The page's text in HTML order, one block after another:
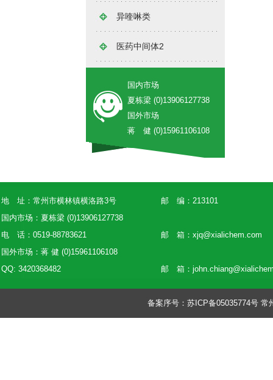
异喹啉类
医药中间体2
国内市场
夏栋梁 (0)13906127738
国外市场
蒋 健 (0)15961106108
地 址：常州市横林镇横洛路3号
邮 编：213101
国内市场：夏栋梁 (0)13906127738
电 话：0519-88783621
邮 箱： xjq@xialichem.com
国外市场：蒋 健 (0)15961106108
QQ: 3420368482
邮 箱：
备案序号： 苏ICP备05035774号 常